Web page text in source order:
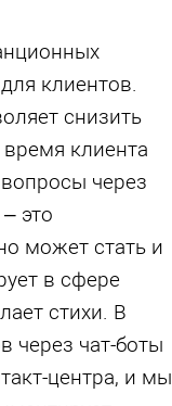
клиентов.
снизить
время клиента
через
это
может стать и
в сфере
стихи. В
через чат-боты
центра, и мы